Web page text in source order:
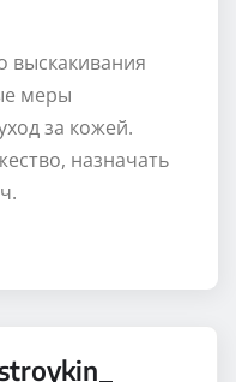
выскакивания
меры
за кожей.
назначать